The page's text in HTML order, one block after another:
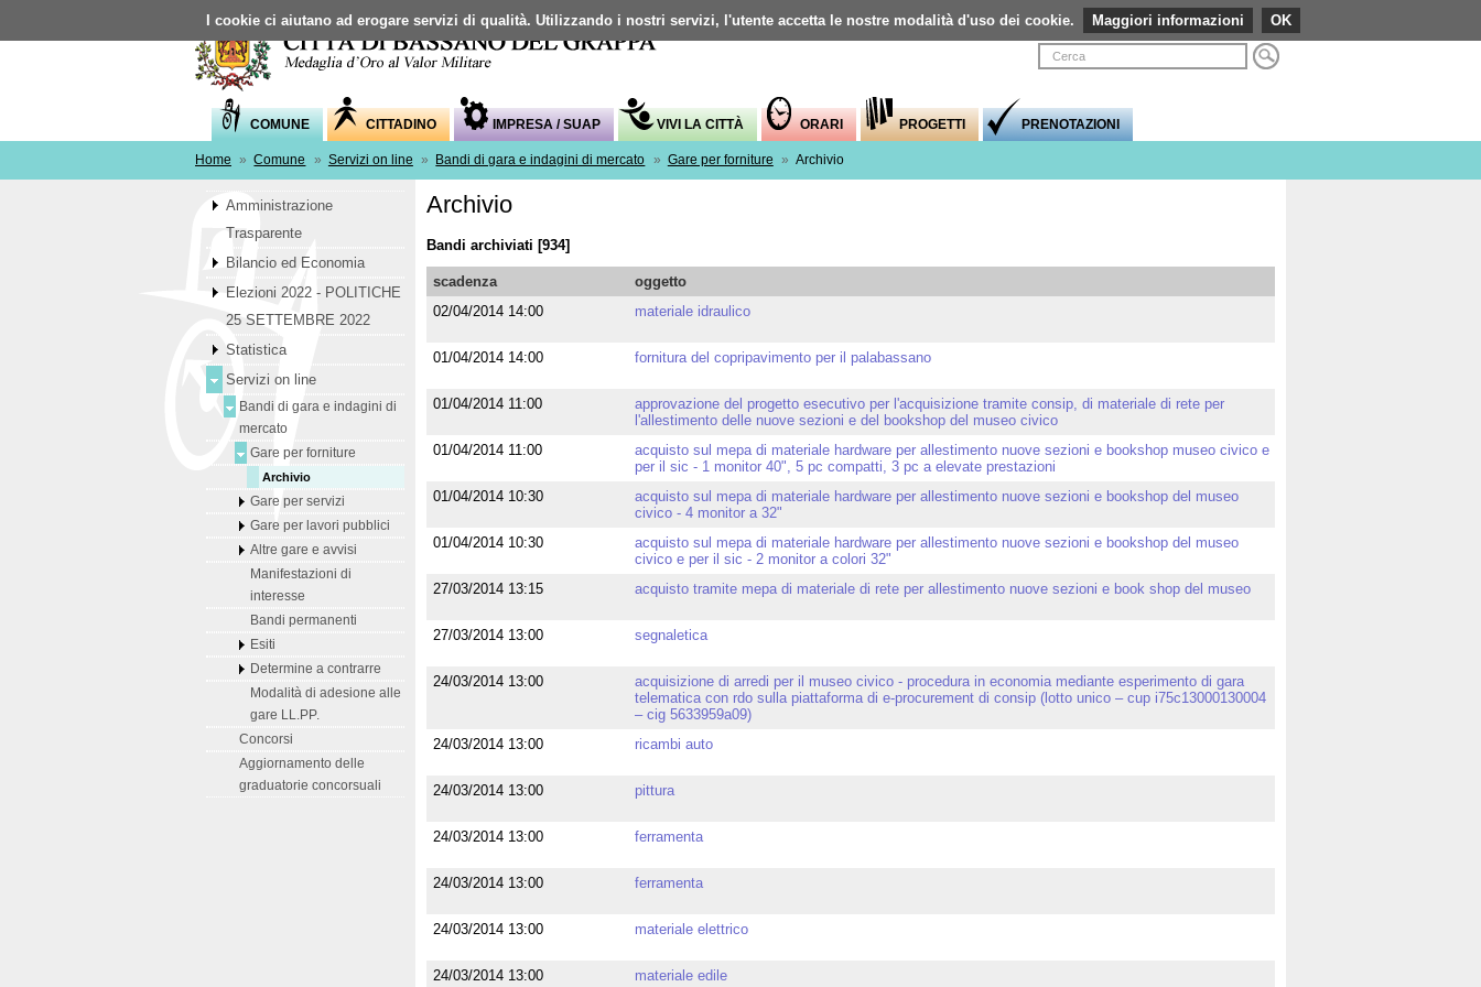
Mappa del sito Login Stampa Visualizza caratteri normali
Visualizza caratteri grandi
Visualizzazione ad alto contrasto
Comprimi pagina a dimensione fissa
Espandi pagina alla dimensione della
COMUNE CITTADINO IMPRESA / SUAP VIVI LA CITTÀ ORARI PROGETTI PRENOTAZIONI
Home » Comune » Servizi on line » Bandi di gara e indagini di mercato » Gare per forniture » Archivio
Amministrazione
Trasparente
Bilancio ed Economia
Elezioni 2022 - POLITICHE
25 SETTEMBRE 2022
Statistica
Servizi on line
Bandi di gara e indagini di
mercato
Gare per forniture
Archivio
Gare per servizi
Gare per lavori pubblici
Altre gare e avvisi
Manifestazioni di
interesse
Bandi permanenti
Esiti
Determine a contrarre
Modalità di adesione alle
gare LL.PP.
Concorsi
Aggiornamento delle
graduatorie concorsuali
Archivio
Bandi archiviati [934]
scadenza
oggetto
02/04/2014 14:00
materiale idraulico
01/04/2014 14:00 fornitura del copripavimento per il palabassano
01/04/2014 11:00
approvazione del progetto esecutivo per l'acquisizione tramite consip, di materiale di rete per
l'allestimento delle nuove sezioni e del bookshop del museo civico
01/04/2014 11:00
acquisto sul mepa di materiale hardware per allestimento nuove sezioni e bookshop museo civico e
per il sic - 1 monitor 40", 5 pc compatti, 3 pc a elevate prestazioni
01/04/2014 10:30
acquisto sul mepa di materiale hardware per allestimento nuove sezioni e bookshop del museo
civico - 4 monitor a 32"
01/04/2014 10:30
acquisto sul mepa di materiale hardware per allestimento nuove sezioni e bookshop del museo
civico e per il sic - 2 monitor a colori 32"
27/03/2014 13:15
acquisto tramite mepa di materiale di rete per allestimento nuove sezioni e book shop del museo
27/03/2014 13:00 segnaletica
24/03/2014 13:00
acquisizione di arredi per il museo civico - procedura in economia mediante esperimento di gara
telematica con rdo sulla piattaforma di e-procurement di consip (lotto unico – cup i75c13000130004
– cig 5633959a09)
24/03/2014 13:00
ricambi auto
24/03/2014 13:00 pittura
24/03/2014 13:00 ferramenta
24/03/2014 13:00 ferramenta
24/03/2014 13:00 materiale elettrico
24/03/2014 13:00 materiale edile
I cookie ci aiutano ad erogare servizi di qualità. Utilizzando i nostri servizi, l'utente accetta le nostre modalità d'uso dei cookie. Maggiori informazioni OK